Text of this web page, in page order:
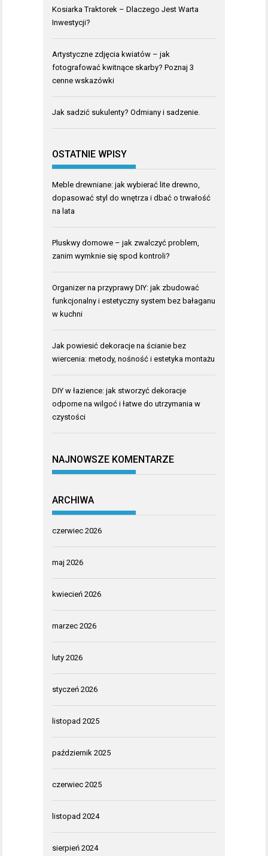
Kosiarka Traktorek – Dlaczego Jest Warta
Inwestycji?
Artystyczne zdjęcia kwiatów – jak
fotografować kwitnące skarby? Poznaj 3
cenne wskazówki
Jak sadzić sukulenty? Odmiany i sadzenie.
OSTATNIE WPISY
Meble drewniane: jak wybierać lite drewno,
dopasować styl do wnętrza i dbać o trwałość
na lata
Pluskwy domowe – jak zwalczyć problem,
zanim wymknie się spod kontroli?
Organizer na przyprawy DIY: jak zbudować
funkcjonalny i estetyczny system bez bałaganu
w kuchni
Jak powiesić dekoracje na ścianie bez
wiercenia: metody, nośność i estetyka montażu
DIY w łazience: jak stworzyć dekoracje
odporne na wilgoć i łatwe do utrzymania w
czystości
NAJNOWSZE KOMENTARZE
ARCHIWA
czerwiec 2026
maj 2026
kwiecień 2026
marzec 2026
luty 2026
styczeń 2026
listopad 2025
październik 2025
czerwiec 2025
listopad 2024
sierpień 2024